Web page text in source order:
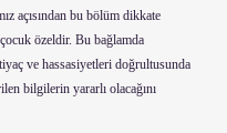
açısından bu bölüm dikkate
özeldir. Bu bağlamda
ve hassasiyetleri doğrultusunda
bilgilerin yararlı olacağını